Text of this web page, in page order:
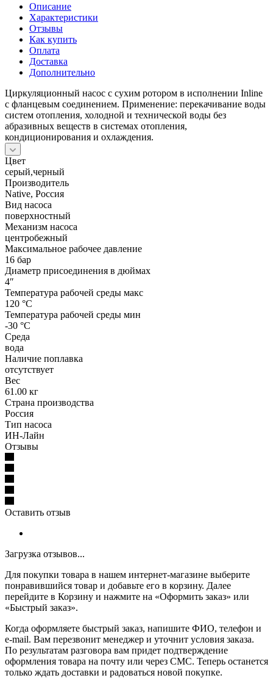
Описание
Характеристики
Отзывы
Как купить
Оплата
Доставка
Дополнительно
Циркуляционный насос с сухим ротором в исполнении Inline
с фланцевым соединением. Применение: перекачивание воды
систем отопления, холодной и технической воды без
абразивных веществ в системах отопления,
кондиционирования и охлаждения.
Цвет
серый,черный
Производитель
Native, Россия
Вид насоса
поверхностный
Механизм насоса
центробежный
Максимальное рабочее давление
16 бар
Диаметр присоединения в дюймах
4″
Температура рабочей среды макс
120 °С
Температура рабочей среды мин
-30 °С
Среда
вода
Наличие поплавка
отсутствует
Вес
61.00 кг
Страна производства
Россия
Тип насоса
ИН-Лайн
Отзывы
Оставить отзыв
Загрузка отзывов...
Для покупки товара в нашем интернет-магазине выберите
понравившийся товар и добавьте его в корзину. Далее
перейдите в Корзину и нажмите на «Оформить заказ» или
«Быстрый заказ».
Когда оформляете быстрый заказ, напишите ФИО, телефон и
e-mail. Вам перезвонит менеджер и уточнит условия заказа.
По результатам разговора вам придет подтверждение
оформления товара на почту или через СМС. Теперь останется
только ждать доставки и радоваться новой покупке.